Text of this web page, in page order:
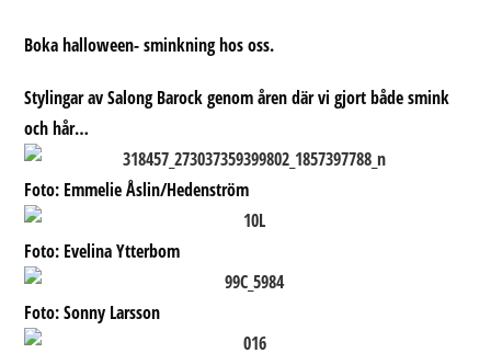
Boka halloween- sminkning hos oss.
Stylingar av Salong Barock genom åren där vi gjort både smink
och hår…
Foto: Emmelie Åslin/Hedenström
Foto: Evelina Ytterbom
Foto: Sonny Larsson